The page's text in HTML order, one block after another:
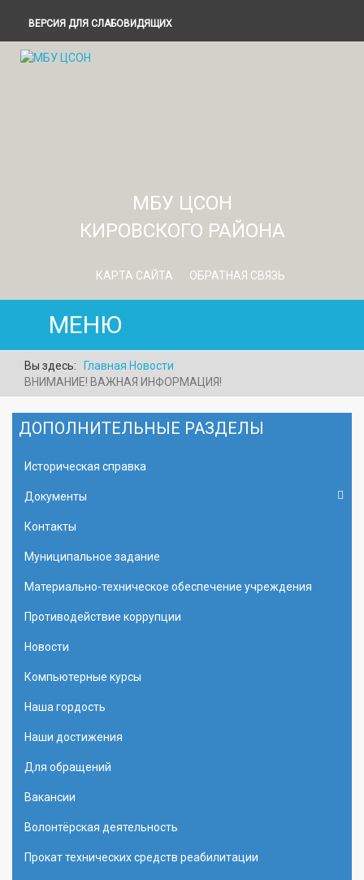
ВЕРСИЯ ДЛЯ СЛАБОВИДЯЩИХ
МБУ ЦСОН
КИРОВСКОГО РАЙОНА
КАРТА САЙТА ОБРАТНАЯ СВЯЗЬ
МЕНЮ
Вы здесь: Главная Новости
ВНИМАНИЕ! ВАЖНАЯ ИНФОРМАЦИЯ!
ДОПОЛНИТЕЛЬНЫЕ РАЗДЕЛЫ
Историческая справка
Документы
Контакты
Муниципальное задание
Материально-техническое обеспечение учреждения
Противодействие коррупции
Новости
Компьютерные курсы
Наша гордость
Наши достижения
Для обращений
Вакансии
Волонтёрская деятельность
Прокат технических средств реабилитации